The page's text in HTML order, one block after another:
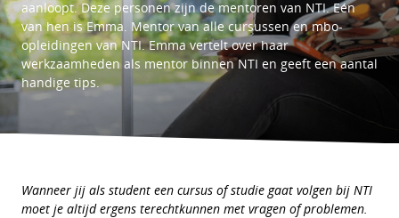
aanloopt. Deze personen zijn de mentoren van NTI. Eén
van hen is Emma. Mentor van alle cursussen en mbo-
opleidingen van NTI. Emma vertelt over haar
werkzaamheden als mentor binnen NTI en geeft een aantal
handige tips.
Wanneer jij als student een cursus of studie gaat volgen bij NTI
moet je altijd ergens terechtkunnen met vragen of problemen.